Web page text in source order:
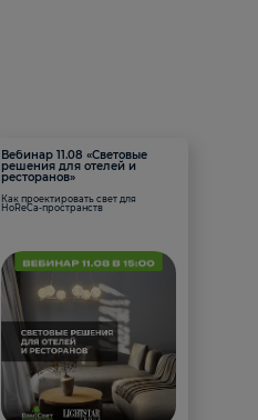
Вебинар 11.08 «Световые
решения для отелей и
ресторанов»
Как проектировать свет для
HoReCa-пространств